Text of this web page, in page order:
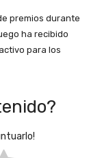
premios durante
ha recibido
para los